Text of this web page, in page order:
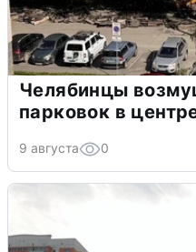
Челябинцы
парковок в
9 августа 0